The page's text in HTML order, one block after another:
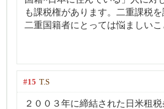
も課税権があります。二重課税
二重国籍者にとっては悩ましいこ
#15 T.S
２００３年に締結された日米租